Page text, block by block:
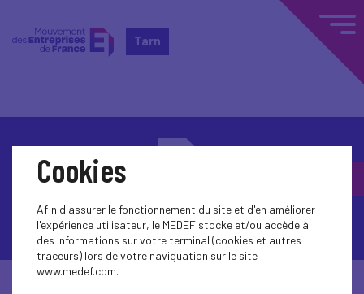
Tarn
Contactez-nous
© Medef Tarn 2026 -
Cookies
Afin d'assurer le fonctionnement du site et d'en améliorer
l'expérience utilisateur, le MEDEF stocke et/ou accède à
des informations sur votre terminal (cookies et autres
traceurs) lors de votre naviguation sur le site
www.medef.com.